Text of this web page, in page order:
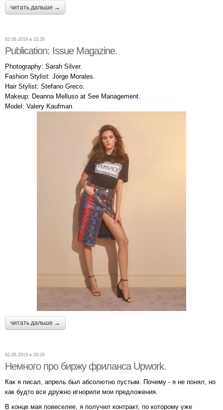
читать дальше →
02.06.2019 в 23:20
Publication: Issue Magazine.
Photography: Sarah Silver.
Fashion Stylist: Jorge Morales.
Hair Stylist: Stefano Greco.
Makeup: Deanna Melluso at See Management.
Model: Valery Kaufman
читать дальше →
02.06.2019 в 20:20
Немного про биржу фриланса Upwork.
Как я писал, апрель был абсолютно пустым. Почему - я не понял, но
как будто все дружно игнорили мои предложения.
В конце мая повеселее, я получил контракт, по которому уже